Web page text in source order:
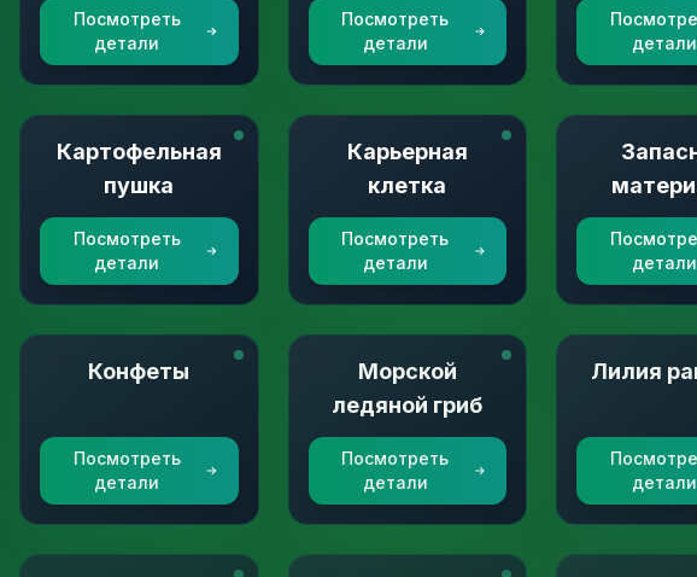
Посмотреть
детали
Посмотреть
детали
детали
Картофельная
пушка
Посмотреть
детали
Карьерная
клетка
Посмотреть
детали
детали
Конфеты
Посмотреть
детали
Морской
ледяной гриб
Посмотреть
детали
Лилия
детали